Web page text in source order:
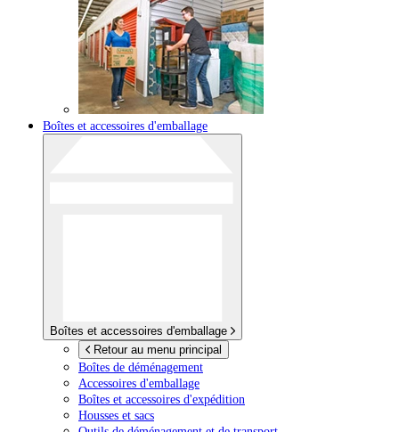
Boîtes et accessoires d'emballage
Boîtes et accessoires d'emballage
Retour au menu principal
Boîtes de déménagement
Accessoires d'emballage
Boîtes et accessoires d'expédition
Housses et sacs